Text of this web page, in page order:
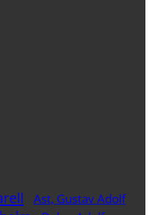
Ast, Gustav Adolf